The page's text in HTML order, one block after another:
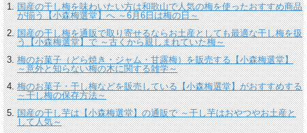
国産の干し梅を味わいたい方は和歌山で人気の梅を使ったおすすめ商品
が揃う【小森梅選堂】へ ～6月6日は梅の日～
国産の干し梅を通販で取り寄せるならお土産としても最適な干し梅を扱
う【小森梅選堂】で ～古くから親しまれていた梅～
梅のお菓子（どら焼き・ジャム・甘露梅）を販売する【小森梅選堂】
～意外と知らない梅の木に関する雑学～
梅のお菓子・干し梅などを販売している【小森梅選堂】がおすすめする
～干し梅の保存方法～
国産の干し芋は【小森梅選堂】の通販で ～干し芋はおやつやお土産と
して人気～